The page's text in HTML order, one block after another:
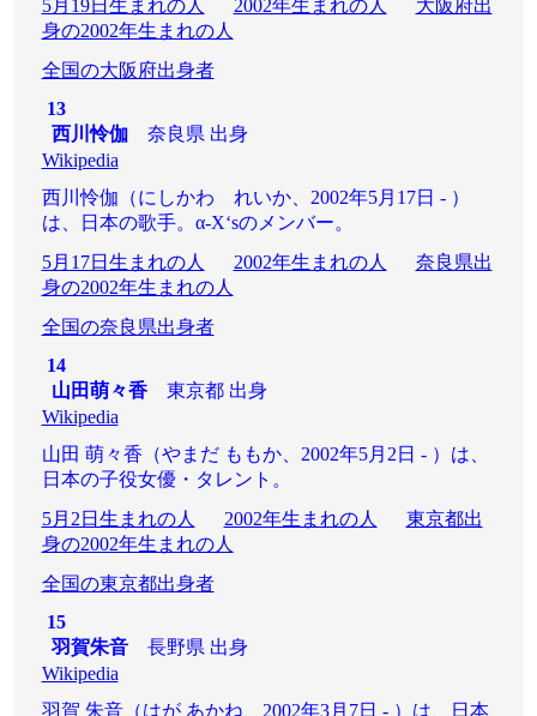
5月19日生まれの人 2002年生まれの人
大阪府出
身の2002年生まれの人
全国の大阪府出身者
13
西川怜伽奈良県 出身
Wikipedia
西川怜伽（にしかわ れいか、2002年5月17日 - ）
は、日本の歌手。α-X‘sのメンバー。
5月17日生まれの人
2002年生まれの人
奈良県出
身の2002年生まれの人
全国の奈良県出身者
14
山田萌々香東京都 出身
Wikipedia
山田 萌々香（やまだ ももか、2002年5月2日 - ）は、
日本の子役女優・タレント。
5月2日生まれの人
2002年生まれの人
東京都出
身の2002年生まれの人
全国の東京都出身者
15
羽賀朱音長野県 出身
Wikipedia
羽賀 朱音（はが あかね、2002年3月7日 - ）は、日本